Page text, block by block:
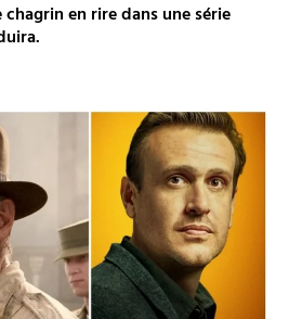
en rire dans une série